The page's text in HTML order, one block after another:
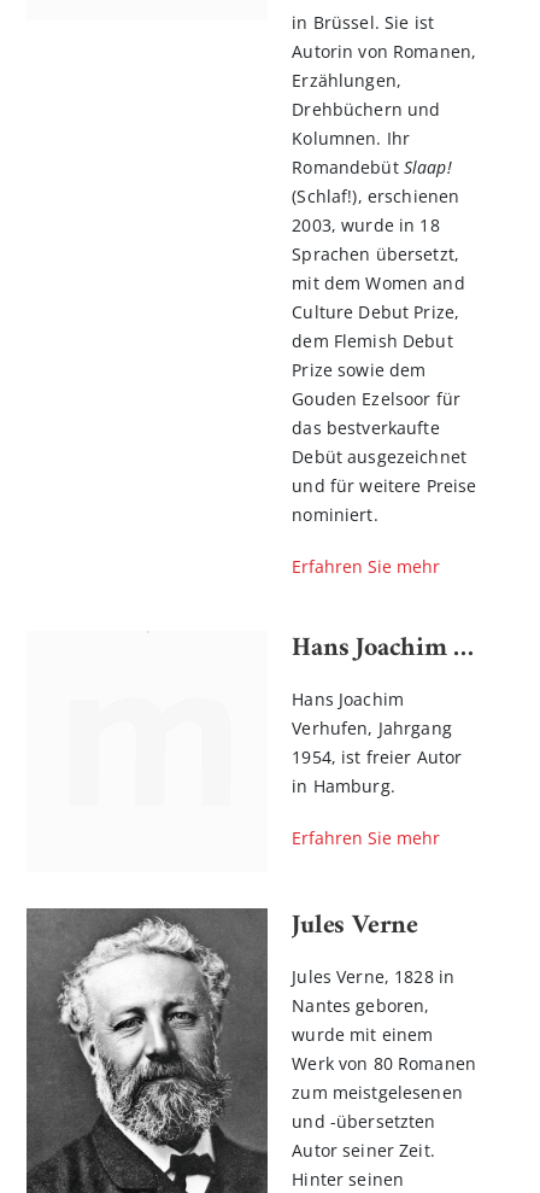
in Brüssel. Sie ist
Autorin von Romanen,
Erzählungen,
Drehbüchern und
Kolumnen. Ihr
Romandebüt Slaap!
(Schlaf!), erschienen
2003, wurde in 18
Sprachen übersetzt,
mit dem Women and
Culture Debut Prize,
dem Flemish Debut
Prize sowie dem
Gouden Ezelsoor für
das bestverkaufte
Debüt ausgezeichnet
und für weitere Preise
nominiert.
Erfahren Sie mehr
Hans Joachim Verhufen
Hans Joachim
Verhufen, Jahrgang
1954, ist freier Autor
in Hamburg.
Erfahren Sie mehr
Jules Verne
Jules Verne, 1828 in
Nantes geboren,
wurde mit einem
Werk von 80 Romanen
zum meistgelesenen
und -übersetzten
Autor seiner Zeit.
Hinter seinen